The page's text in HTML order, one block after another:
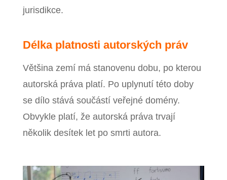
jurisdikce.
Délka platnosti autorských práv
Většina zemí má stanovenu dobu, po kterou
autorská práva platí. Po uplynutí této doby
se dílo stává součástí veřejné domény.
Obvykle platí, že autorská práva trvají
několik desítek let po smrti autora.